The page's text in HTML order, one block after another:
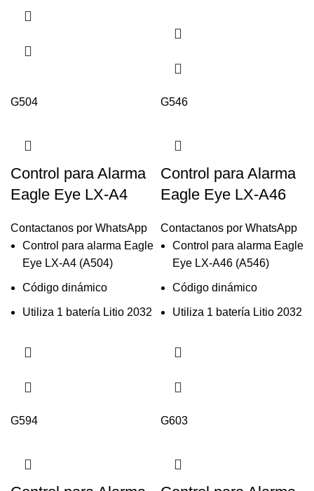
G504
Control para Alarma
Eagle Eye LX-A4
Contactanos por WhatsApp
Control para alarma Eagle
Eye LX-A4 (A504)
Código dinámico
Utiliza 1 batería Litio 2032
G546
Control para Alarma
Eagle Eye LX-A46
Contactanos por WhatsApp
Control para alarma Eagle
Eye LX-A46 (A546)
Código dinámico
Utiliza 1 batería Litio 2032
G594 G603